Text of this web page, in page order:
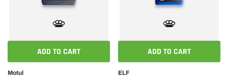
ADD TO CART
Motul
ADD TO CART
ELF